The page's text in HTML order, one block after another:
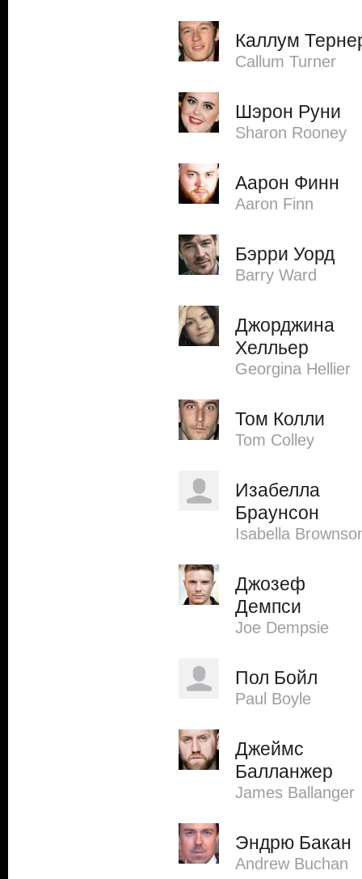
Каллум
Callum Turner
Шэрон Руни
Sharon Rooney
Аарон Финн
Aaron Finn
Бэрри Уорд
Barry Ward
Джорджина
Хелльер
Georgina Hellier
Том Колли
Tom Colley
Изабелла
Браунсон
Isabella
Джозеф
Демпси
Joe Dempsie
Пол Бойл
Paul Boyle
Джеймс
Балланжер
James Ballanger
Эндрю Бакан
Andrew Buchan